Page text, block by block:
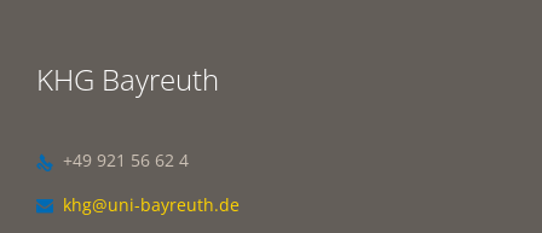
KHG Bayreuth
 +49 921 56 62 4
 khg@uni-bayreuth.de